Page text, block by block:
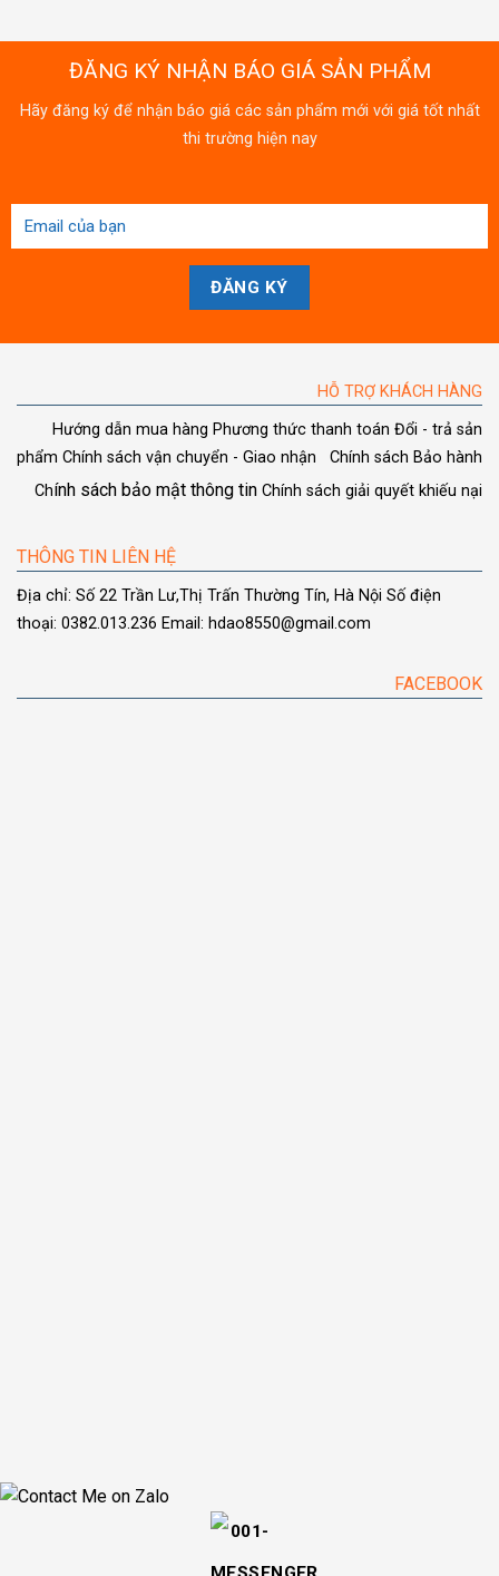
ĐĂNG KÝ NHẬN BÁO GIÁ SẢN PHẨM
Hãy đăng ký để nhận báo giá các sản phẩm mới với giá tốt nhất
thi trường hiện nay
HỖ TRỢ KHÁCH HÀNG
Hướng dẫn mua hàng Phương thức thanh toán Đổi - trả sản
phẩm Chính sách vận chuyển - Giao nhận
Chính sách Bảo hành
Chính sách bảo mật thông tin Chính sách giải quyết khiếu nại
THÔNG TIN LIÊN HỆ
Địa chỉ: Số 22 Trần Lư,Thị Trấn Thường Tín, Hà Nội Số điện
thoại: 0382.013.236 Email: hdao8550@gmail.com
FACEBOOK